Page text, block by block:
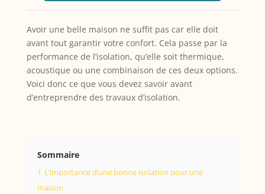
Avoir une belle maison ne suffit pas car elle doit
avant tout garantir votre confort. Cela passe par la
performance de l’isolation, qu’elle soit thermique,
acoustique ou une combinaison de ces deux options.
Voici donc ce que vous devez savoir avant
d’entreprendre des travaux d’isolation.
Sommaire
1 L’importance d’une bonne isolation pour une
maison